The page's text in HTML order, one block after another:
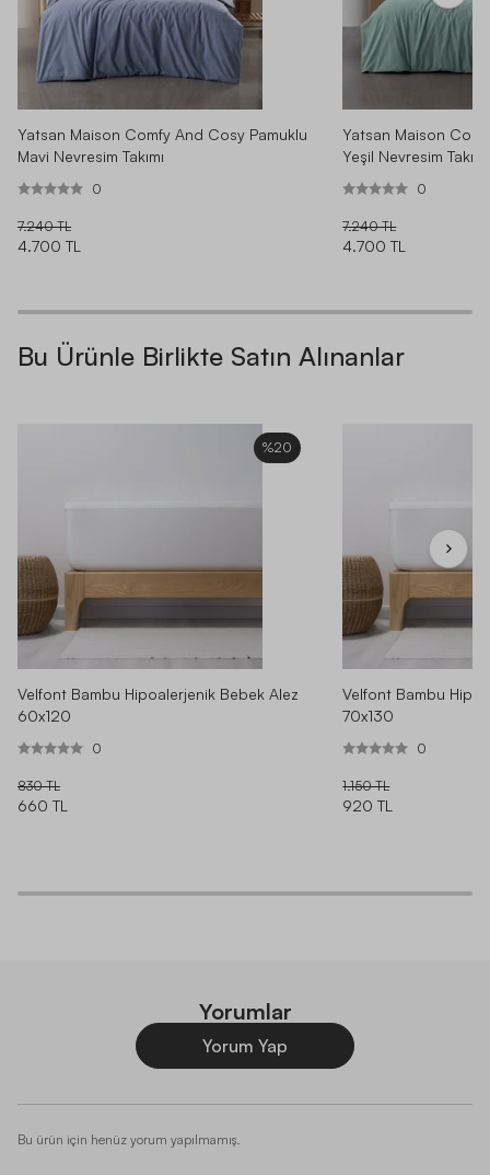
Yatsan Maison Comfy And Cosy Pamuklu
Mavi Nevresim Takımı
0
7.240 TL
4.700 TL
Yatsan Maison
Yeşil Nevresim Takımı
0
7.240 TL
4.700 TL
Bu Ürünle Birlikte Satın Alınanlar
%20
Velfont Bambu Hipoalerjenik Bebek Alez
60x120
0
830 TL
660 TL
Velfont Bambu
70x130
0
1.150 TL
920 TL
Yorumlar
Yorum Yap
Bu ürün için henüz yorum yapılmamış.